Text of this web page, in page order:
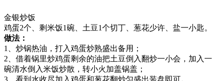
金银炒饭
鸡蛋2个、剩米饭1碗、土豆1个切丁、葱花少许、盐一小匙。
做法：
1、炒锅热油，打入鸡蛋炒熟盛出备用；
2、借着锅里炒鸡蛋剩余的油把土豆倒入翻炒一小会，加入一
碗清水倒入米饭炒散，转小火加盖锅盖；
3、看到水收尽加入鸡蛋和葱花翻炒匀盛出装盘即可。